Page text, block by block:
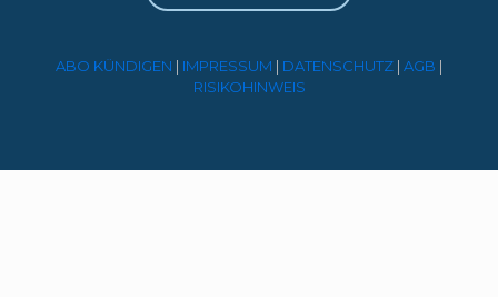
ABO KÜNDIGEN | IMPRESSUM | DATENSCHUTZ | AGB |
RISIKOHINWEIS